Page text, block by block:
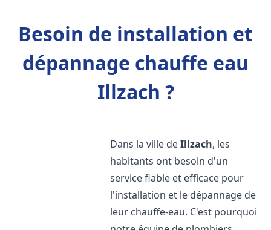
Besoin de installation et
dépannage chauffe eau
Illzach ?
Dans la ville deIllzach, les
habitants ont besoin d'un
service fiable et efficace pour
l'installation et le dépannage de
leur chauffe-eau. C'est pourquoi